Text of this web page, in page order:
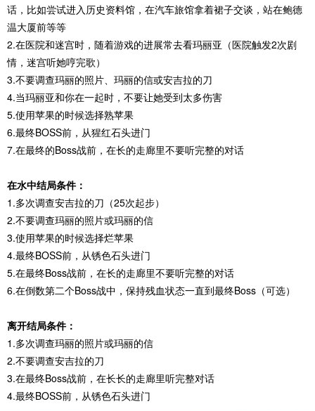
话，比如尝试进入历史资料馆，在汽车旅馆拿着裙子交谈，站在鲍德
温大厦前等等
2.在医院和迷宫时，随着游戏的进展常去看玛丽亚（医院触发2次剧
情，迷宫听她哼完歌）
3.不要调查玛丽的照片、玛丽的信或安吉拉的刀
4.当玛丽亚和你在一起时，不要让她受到太多伤害
5.使用苹果的时候选择熟苹果
6.最终BOSS前，从猩红石头进门
7.在最终的Boss战前，在长的走廊里不要听完整的对话
在水中结局条件：
1.多次调查安吉拉的刀（25次起步）
2.不要调查玛丽的照片或玛丽的信
3.使用苹果的时候选择烂苹果
4.最终BOSS前，从锈色石头进门
5.在最终Boss战前，在长的走廊里不要听完整的对话
6.在倒数第二个Boss战中，保持残血状态一直到最终Boss（可选）
离开结局条件：
1.多次调查玛丽的照片或玛丽的信
2.不要调查安吉拉的刀
3.在最终Boss战前，在长长的走廊里听完整对话
4.最终BOSS前，从锈色石头进门